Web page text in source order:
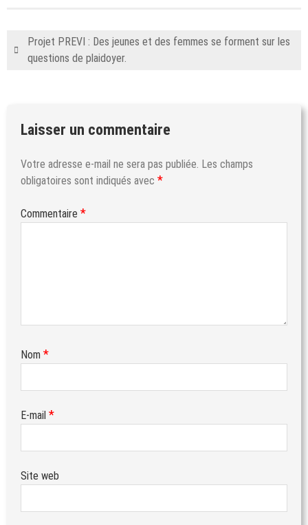
Projet PREVI : Des jeunes et des femmes se forment sur les
questions de plaidoyer.
Laisser un commentaire
Votre adresse e-mail ne sera pas publiée. Les champs
obligatoires sont indiqués avec *
Commentaire *
Nom *
E-mail *
Site web